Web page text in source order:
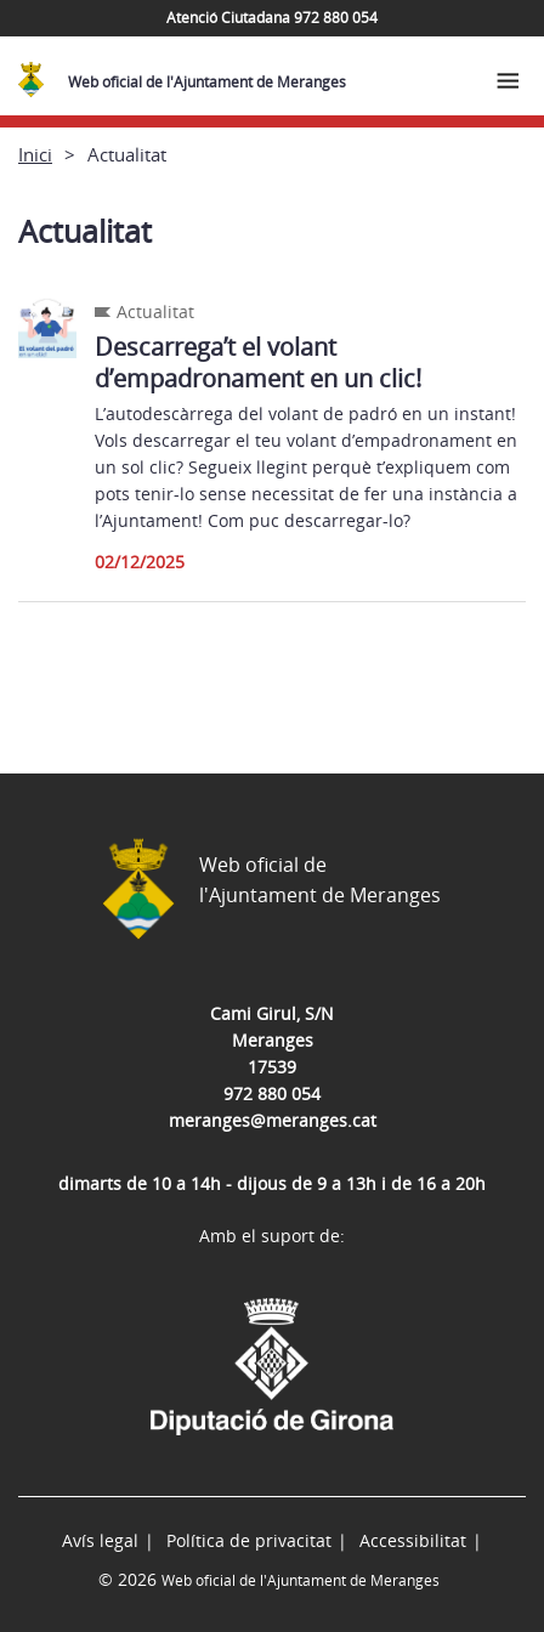
Atenció Ciutadana 972 880 054
Web oficial de l'Ajuntament de Meranges
Inici Actualitat
Actualitat
Actualitat
Descarrega’t el volant
d’empadronament en un clic!
L’autodescàrrega del volant de padró en un instant!
Vols descarregar el teu volant d’empadronament en
un sol clic? Segueix llegint perquè t’expliquem com
pots tenir-lo sense necessitat de fer una instància a
l’Ajuntament! Com puc descarregar-lo?
02/12/2025
Cami Girul, S/N
Meranges
17539
972 880 054
meranges@meranges.cat
dimarts de 10 a 14h - dijous de 9 a 13h i de 16 a 20h
Web oficial de
l'Ajuntament de Meranges
Avís legal Política de privacitat
Accessibilitat
© 2026 Web oficial de l'Ajuntament de Meranges
Amb el suport de: